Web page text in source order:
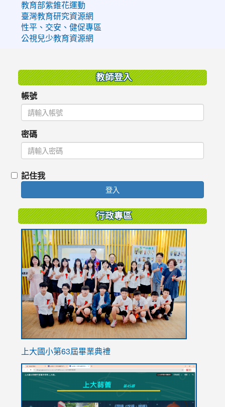
教育部紫錐花運動
臺灣教育研究資源網
性平、交安、健促專區
公視兒少教育資源網
教師登入
帳號
密碼
記住我
登入
行政專區
上大國小第63屆畢業典禮
link